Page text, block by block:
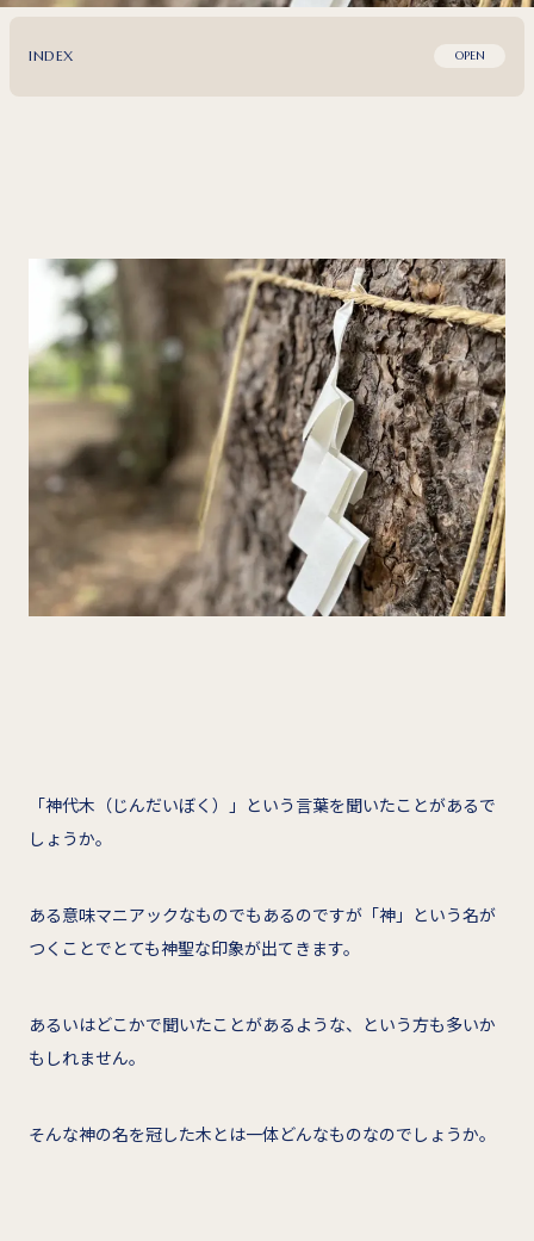
INDEX OPEN
「神代木（じんだいぼく）」という言葉を聞いたことがあるで
しょうか。
ある意味マニアックなものでもあるのですが「神」という名が
つくことでとても神聖な印象が出てきます。
あるいはどこかで聞いたことがあるような、という方も多いか
もしれません。
そんな神の名を冠した木とは一体どんなものなのでしょうか。